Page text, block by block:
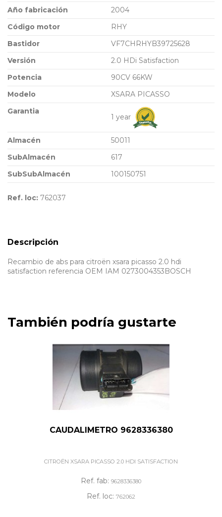
Año fabricación
2004
Código motor
RHY
Bastidor
VF7CHRHYB39725628
Versión
2.0 HDi Satisfaction
Potencia
90CV 66KW
Modelo
XSARA PICASSO
Garantia
1 year
Almacén
50011
SubAlmacén
617
SubSubAlmacén
100150751
Ref. loc: 762037
Descripción
Recambio de abs para citroën xsara picasso 2.0 hdi
satisfaction referencia OEM IAM 0273004353BOSCH
También podría gustarte
CAUDALIMETRO 9628336380
CITROËN XSARA PICASSO 2.0 HDI SATISFACTION
Ref. fab: 9628336380
Ref. loc: 762062